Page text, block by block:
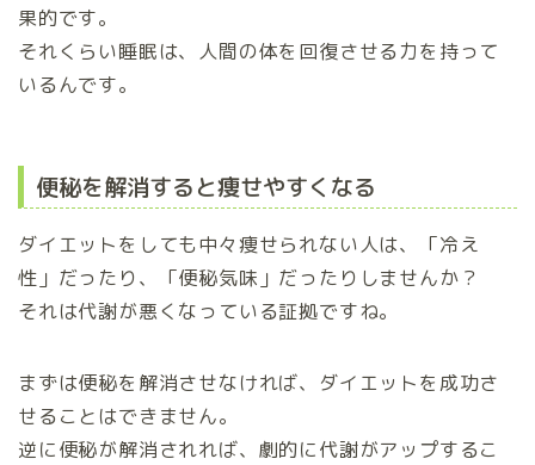
果的です。
それくらい睡眠は、人間の体を回復させる力を持って
いるんです。
便秘を解消すると痩せやすくなる
ダイエットをしても中々痩せられない人は、「冷え
性」だったり、「便秘気味」だったりしませんか？
それは代謝が悪くなっている証拠ですね。
まずは便秘を解消させなければ、ダイエットを成功さ
せることはできません。
逆に便秘が解消されれば、劇的に代謝がアップするこ